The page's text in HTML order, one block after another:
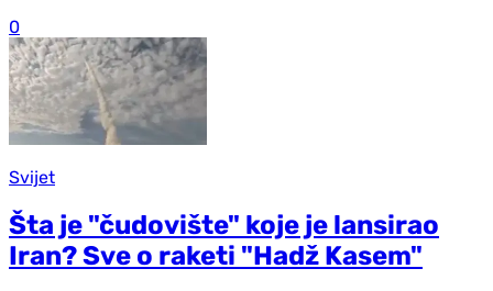
0
Svijet
Šta je "čudovište" koje je lansirao
Iran? Sve o raketi "Hadž Kasem"